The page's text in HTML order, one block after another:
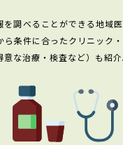
調べることができる地域医
条件に合ったクリニック
な治療・検査など）も紹介